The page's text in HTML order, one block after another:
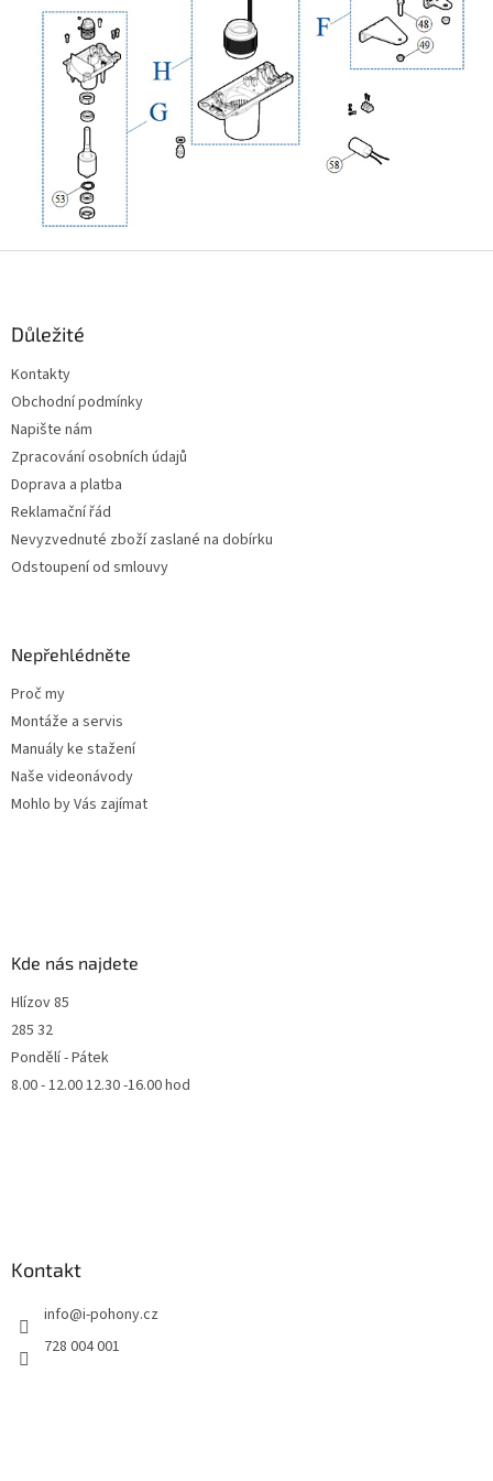
Důležité
Kontakty
Obchodní podmínky
Napište nám
Zpracování osobních údajů
Doprava a platba
Reklamační řád
Nevyzvednuté zboží zaslané na dobírku
Odstoupení od smlouvy
Nepřehlédněte
Proč my
Montáže a servis
Manuály ke stažení
Naše videonávody
Mohlo by Vás zajímat
Kde nás najdete
Hlízov 85
285 32
Pondělí - Pátek
8.00 - 12.00 12.30 -16.00 hod
Kontakt
info@i-pohony.cz
728 004 001